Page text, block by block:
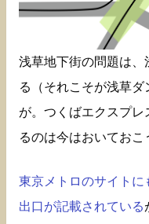
浅草地下街の問題は、
る（それこそが浅草
が。つくばエクスプ
るのは今はおいておこ
東京メトロのサイトに
出口が記載されている